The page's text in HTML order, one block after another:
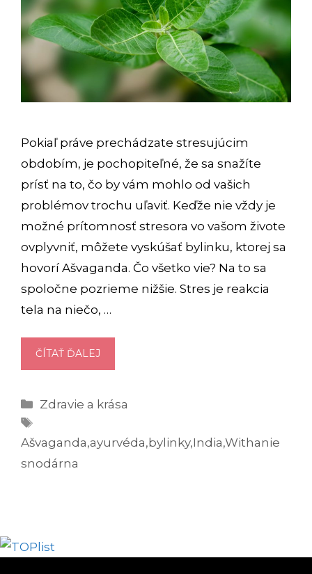
Pokiaľ práve prechádzate stresujúcim
obdobím, je pochopiteľné, že sa snažíte
prísť na to, čo by vám mohlo od vašich
problémov trochu uľaviť. Keďže nie vždy je
možné prítomnosť stresora vo vašom živote
ovplyvniť, môžete vyskúšať bylinku, ktorej sa
hovorí Ašvaganda. Čo všetko vie? Na to sa
spoločne pozrieme nižšie. Stres je reakcia
tela na niečo, …
ČÍTAŤ ĎALEJ
ČIŽE
SNODÁRNA:
NA
Kategórie
Zdravie a krása
Ašvaganda,ayurvéda,bylinky,India,Withanie
snodárna